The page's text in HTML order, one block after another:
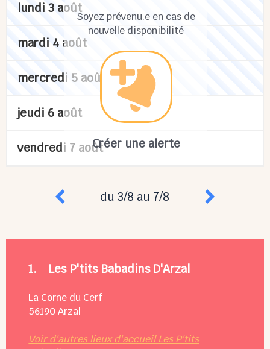
Soyez prévenu.e en cas de
nouvelle disponibilité
Créer une alerte
lundi 3 août
mardi 4 août
mercredi 5 août
jeudi 6 août
vendredi 7 août
du 3/8 au 7/8
1. Les P'tits Babadins D'Arzal
La Corne du Cerf
56190 Arzal
Voir d'autres lieux d'accueil Les P'tits